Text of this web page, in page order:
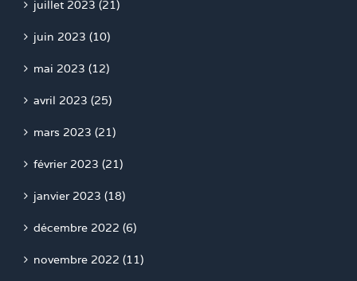
juillet 2023 (21)
juin 2023 (10)
mai 2023 (12)
avril 2023 (25)
mars 2023 (21)
février 2023 (21)
janvier 2023 (18)
décembre 2022 (6)
novembre 2022 (11)